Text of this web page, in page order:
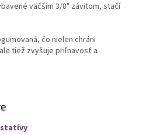
väčším 3/8" závitom, stačí
čo nielen chráni
tiež zvyšuje priľnavosť a